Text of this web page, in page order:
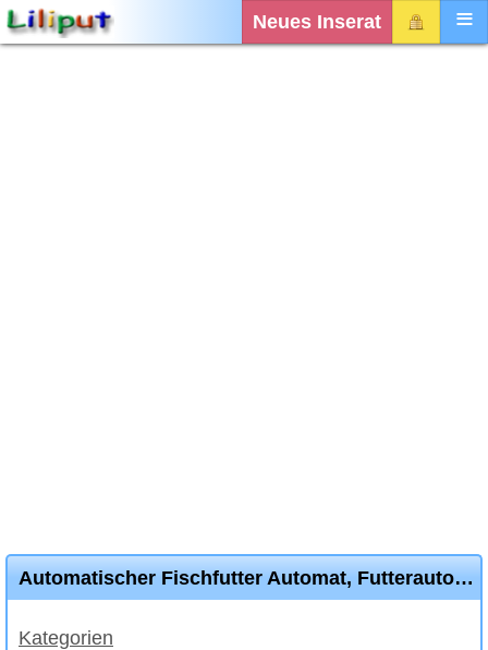
Neues Inserat
Automatischer Fischfutter Automat, Futterautomat für Aquariumfische
Kategorien